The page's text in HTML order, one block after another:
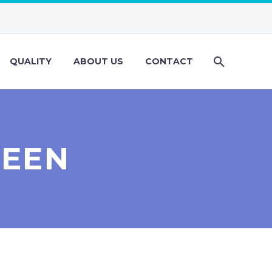
QUALITY ABOUT US CONTACT